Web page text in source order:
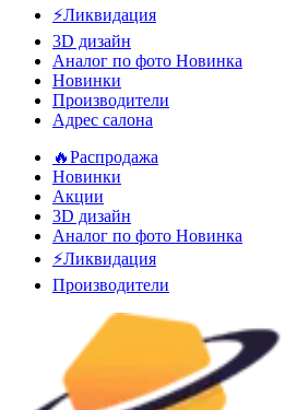
⚡️Ликвидация
3D дизайн
Аналог по фото Новинка
Новинки
Производители
Адрес салона
🔥Распродажа
Новинки
Акции
3D дизайн
Аналог по фото Новинка
⚡Ликвидация
Производители